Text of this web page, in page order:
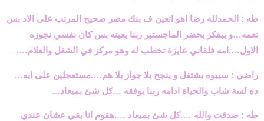
طه : الحمدلله رضا اهو اتعين ف بنك مصر صحيح المرتب على الاد بس
نعمه…و بيفكر يحضر الماجستير ربنا يعينه بس كان نفسي نجوزه
الاول….امه فلقاني عايزة تخطب له وهو مركز في الشغل والعلام….
راضي : سيبوه يشتغل و ينجح بلا جواز بلا هم….مستعجلين على ايه…
ده لسة شاب والحياة ادامه ربنا يوفقه …كل شئ بميعاد…
طه : صدقت والله ….كل شئ بميعاد ….هقوم انا بقي عشان عندي